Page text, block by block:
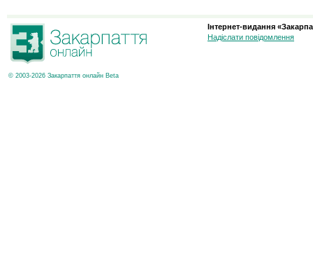
© 2003-2026 Закарпаття онлайн Beta
Інтернет-видання
Надіслати повідомлення